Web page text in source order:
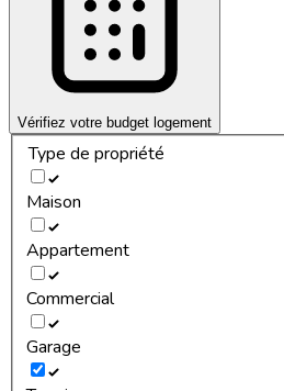
Vérifiez votre budget logement
Type de propriété
Maison
Appartement
Commercial
Garage